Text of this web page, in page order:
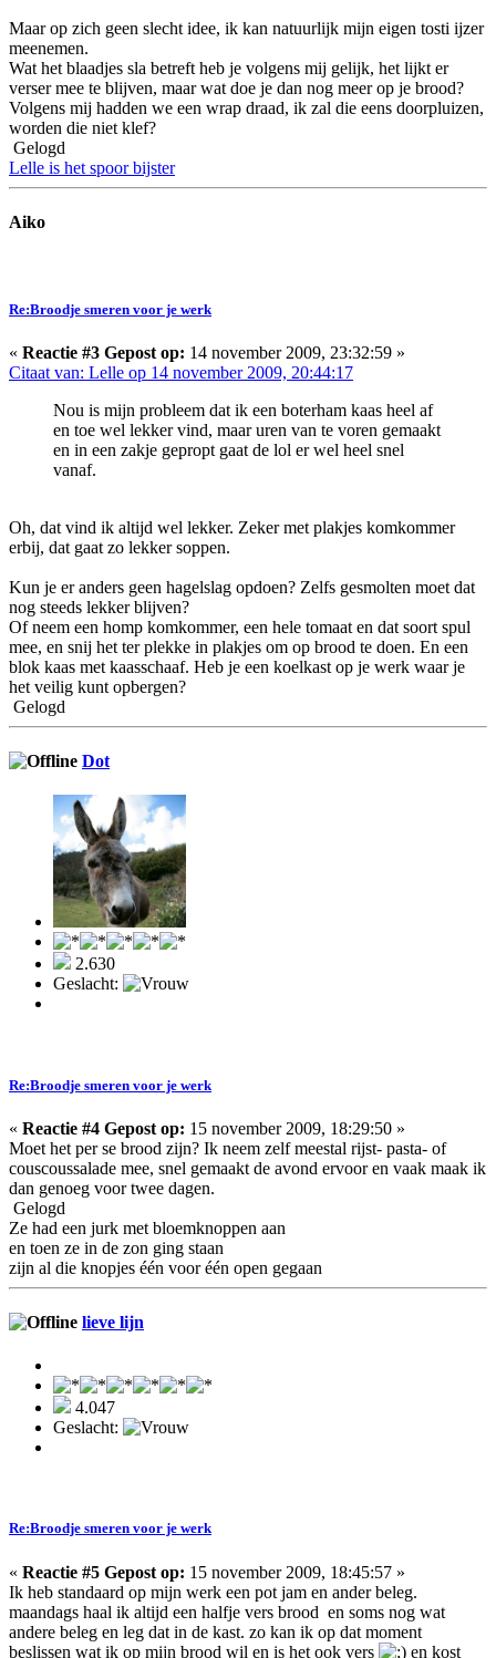
Maar op zich geen slecht idee, ik kan natuurlijk mijn eigen tosti ijzer
meenemen.
Wat het blaadjes sla betreft heb je volgens mij gelijk, het lijkt er
verser mee te blijven, maar wat doe je dan nog meer op je brood?
Volgens mij hadden we een wrap draad, ik zal die eens doorpluizen,
worden die niet klef?
Gelogd
Lelle is het spoor bijster
Aiko
Re:Broodje smeren voor je werk
« Reactie #3 Gepost op: 14 november 2009, 23:32:59 »
Citaat van: Lelle op 14 november 2009, 20:44:17
Nou is mijn probleem dat ik een boterham kaas heel af
en toe wel lekker vind, maar uren van te voren gemaakt
en in een zakje gepropt gaat de lol er wel heel snel
vanaf.
Oh, dat vind ik altijd wel lekker. Zeker met plakjes komkommer
erbij, dat gaat zo lekker soppen.
Kun je er anders geen hagelslag opdoen? Zelfs gesmolten moet dat
nog steeds lekker blijven?
Of neem een homp komkommer, een hele tomaat en dat soort spul
mee, en snij het ter plekke in plakjes om op brood te doen. En een
blok kaas met kaasschaaf. Heb je een koelkast op je werk waar je
het veilig kunt opbergen?
Gelogd
Dot
2.630
Geslacht:
Re:Broodje smeren voor je werk
« Reactie #4 Gepost op: 15 november 2009, 18:29:50 »
Moet het per se brood zijn? Ik neem zelf meestal rijst- pasta- of
couscoussalade mee, snel gemaakt de avond ervoor en vaak maak ik
dan genoeg voor twee dagen.
Gelogd
Ze had een jurk met bloemknoppen aan
en toen ze in de zon ging staan
zijn al die knopjes één voor één open gegaan
lieve lijn
4.047
Geslacht:
Re:Broodje smeren voor je werk
« Reactie #5 Gepost op: 15 november 2009, 18:45:57 »
Ik heb standaard op mijn werk een pot jam en ander beleg.
maandags haal ik altijd een halfje vers brood en soms nog wat
andere beleg en leg dat in de kast. zo kan ik op dat moment
beslissen wat ik op mijn brood wil en is het ook vers
en kost